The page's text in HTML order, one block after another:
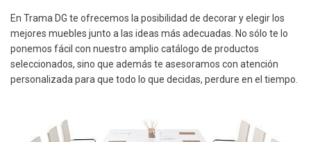
En Trama DG te ofrecemos la posibilidad de decorar y elegir los
mejores muebles junto a las ideas más adecuadas. No sólo te lo
ponemos fácil con nuestro amplio catálogo de productos
seleccionados, sino que además te asesoramos con atención
personalizada para que todo lo que decidas, perdure en el tiempo.